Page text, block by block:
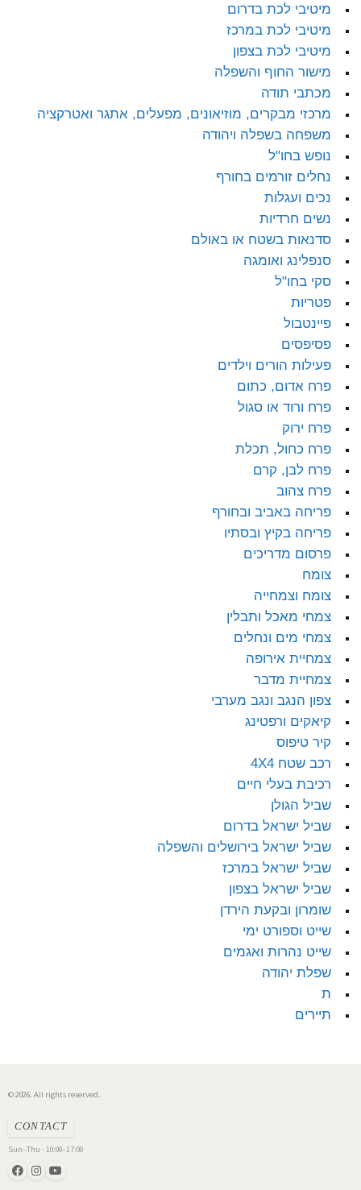
מיטיבי לכת בדרום
מיטיבי לכת במרכז
מיטיבי לכת בצפון
מישור החוף והשפלה
מכתבי תודה
מרכזי מבקרים, מוזיאונים, מפעלים, אתגר ואטרקציה
משפחה בשפלה ויהודה
נופש בחו"ל
נחלים זורמים בחורף
נכים ועגלות
נשים חרדיות
סדנאות בשטח או באולם
סנפלינג ואומגה
סקי בחו"ל
פטריות
פיינטבול
פסיפסים
פעילות הורים וילדים
פרח אדום, כתום
פרח ורוד או סגול
פרח ירוק
פרח כחול, תכלת
פרח לבן, קרם
פרח צהוב
פריחה באביב ובחורף
פריחה בקיץ ובסתיו
פרסום מדריכים
צומח
צומח וצמחייה
צמחי מאכל ותבלין
צמחי מים ונחלים
צמחיית אירופה
צמחיית מדבר
צפון הנגב ונגב מערבי
קיאקים ורפטינג
קיר טיפוס
רכב שטח 4X4
רכיבת בעלי חיים
שביל הגולן
שביל ישראל בדרום
שביל ישראל בירושלים והשפלה
שביל ישראל במרכז
שביל ישראל בצפון
שומרון ובקעת הירדן
שייט וספורט ימי
שייט נהרות ואגמים
שפלת יהודה
ת
תיירים
© 2026. All rights reserved.
CONTACT
Sun–Thu · 10:00–17:00